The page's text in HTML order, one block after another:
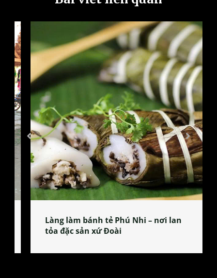
Làng làm bánh tẻ Phú Nhi – nơi lan
tỏa đặc sản xứ Đoài